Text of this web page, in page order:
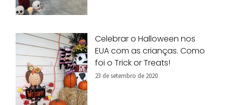
Celebrar o Halloween nos
EUA com as crianças. Como
foi o Trick or Treats!
23 de setembro de 2020